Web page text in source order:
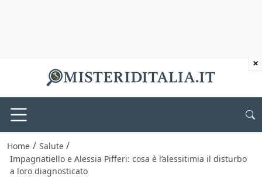
Home / Salute /
Impagnatiello e Alessia Pifferi: cosa è l’alessitimia il disturbo
a loro diagnosticato
×